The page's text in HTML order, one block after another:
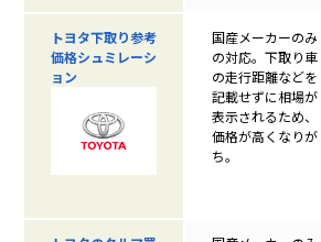
トヨタ下取り参考
価格シュミレーシ
ョン
国産メーカーのみ
の対応。下取り車
の走行距離などを
記載せずに相場が
表示されるため、
価格が高くなりが
ち。